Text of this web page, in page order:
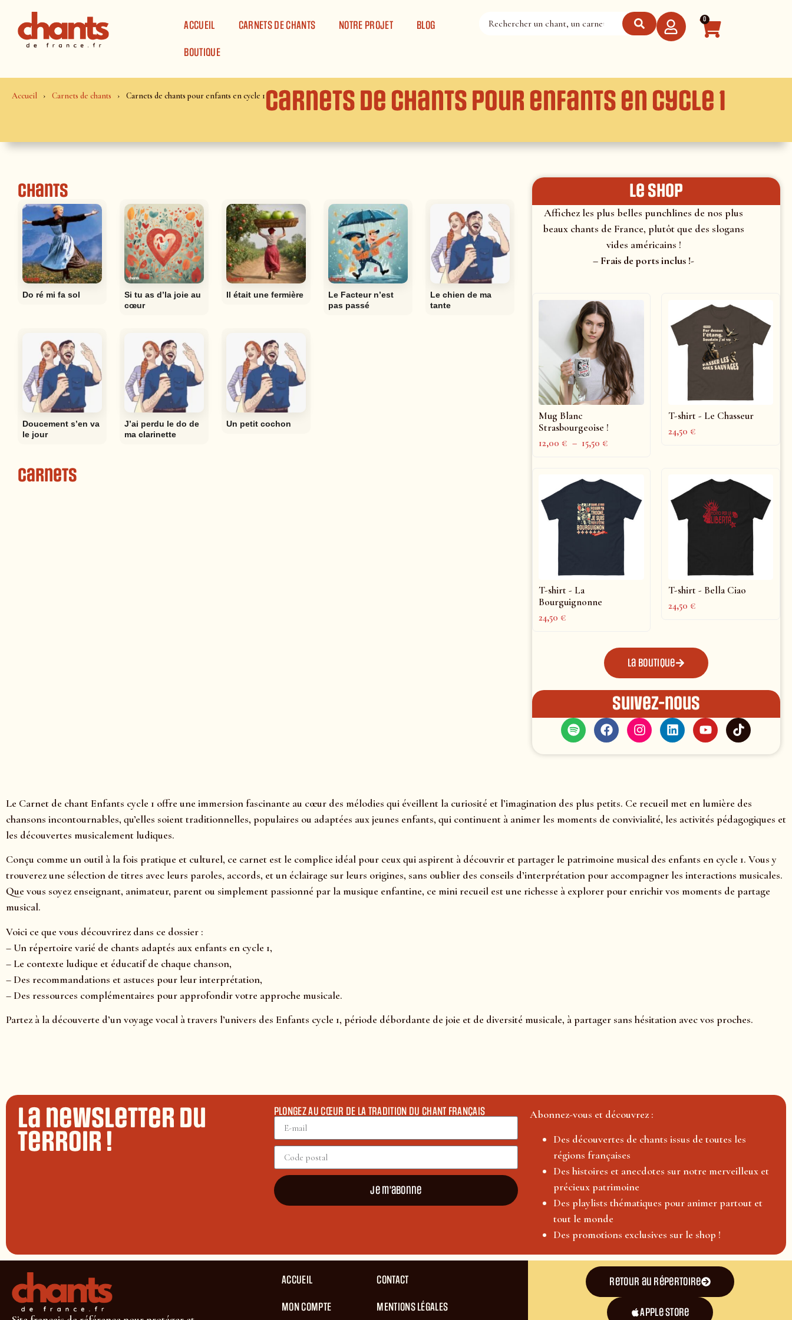
ACCUEIL
CARNETS DE CHANTS NOTRE PROJET BLOG
BOUTIQUE
0
Accueil Carnets de chants Carnets de chants pour enfants en cycle 1Carnets de chants pour enfants en cycle 1
Chants
Do ré mi fa sol
Si tu as d’la joie au
cœur
Il était une fermière
Le Facteur n’est
pas passé
Le chien de ma
tante
Doucement s’en va
le jour
J’ai perdu le do de
ma clarinette
Un petit cochon
Carnets
le shop
Affichez les plus belles punchlines de nos plus
beaux chants de France, plutôt que des slogans
vides américains !
– Frais de ports inclus !-
Mug Blanc
Strasbourgeoise !
12,00€ – 15,50€
T-shirt - Le Chasseur
24,50€
T-shirt - La
Bourguignonne
24,50€
T-shirt - Bella Ciao
24,50€
La boutique
Suivez-nous
Le Carnet de chant Enfants cycle 1 offre une immersion fascinante au cœur des mélodies qui éveillent la curiosité et l’imagination des plus petits. Ce recueil met en lumière des
chansons incontournables, qu’elles soient traditionnelles, populaires ou adaptées aux jeunes enfants, qui continuent à animer les moments de convivialité, les activités pédagogiques et
les découvertes musicalement ludiques.
Conçu comme un outil à la fois pratique et culturel, ce carnet est le complice idéal pour ceux qui aspirent à découvrir et partager le patrimoine musical des enfants en cycle 1. Vous y
trouverez une sélection de titres avec leurs paroles, accords, et un éclairage sur leurs origines, sans oublier des conseils d’interprétation pour accompagner les interactions musicales.
Que vous soyez enseignant, animateur, parent ou simplement passionné par la musique enfantine, ce mini recueil est une richesse à explorer pour enrichir vos moments de partage
musical.
Voici ce que vous découvrirez dans ce dossier :
– Un répertoire varié de chants adaptés aux enfants en cycle 1,
– Le contexte ludique et éducatif de chaque chanson,
– Des recommandations et astuces pour leur interprétation,
– Des ressources complémentaires pour approfondir votre approche musicale.
Partez à la découverte d’un voyage vocal à travers l’univers des Enfants cycle 1, période débordante de joie et de diversité musicale, à partager sans hésitation avec vos proches.
La newsletter du
terroir !
PLONGEZ AU CŒUR DE LA TRADITION DU CHANT FRANÇAIS
Je m'abonne
Abonnez-vous et découvrez :
Des découvertes de chants issus de toutes les
régions françaises
Des histoires et anecdotes sur notre merveilleux et
précieux patrimoine
Des playlists thématiques pour animer partout et
tout le monde
Des promotions exclusives sur le shop !
ACCUEIL
MON COMPTE
CONTACT
MENTIONS LÉGALES
Retour au répertoire
Apple Store